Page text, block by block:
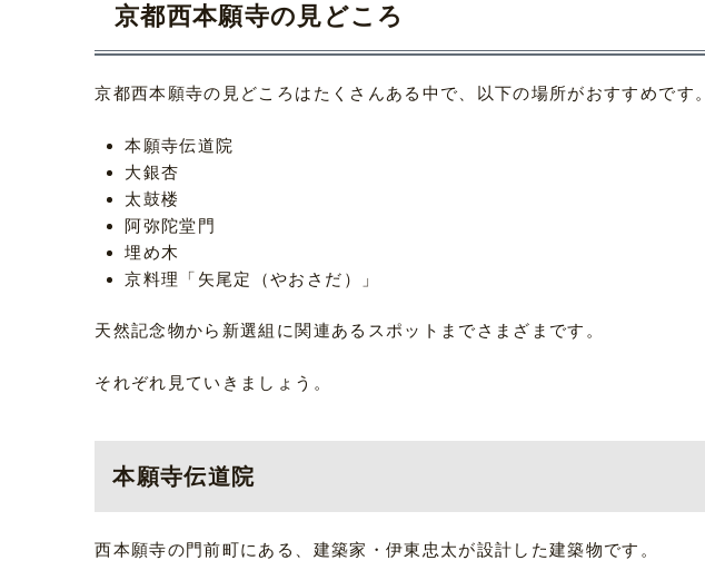
京都西本願寺の見どころ
京都西本願寺の見どころはたくさんある中で、以下の場所がおすすめです。
本願寺伝道院
大銀杏
太鼓楼
阿弥陀堂門
埋め木
京料理「矢尾定（やおさだ）」
天然記念物から新選組に関連あるスポットまでさまざまです。
それぞれ見ていきましょう。
本願寺伝道院
西本願寺の門前町にある、建築家・伊東忠太が設計した建築物です。